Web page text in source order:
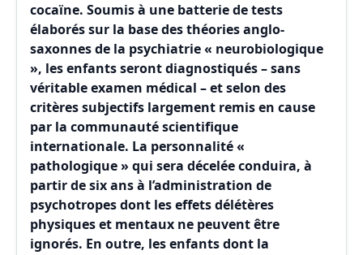
cocaïne. Soumis à une batterie de tests
élaborés sur la base des théories anglo-
saxonnes de la psychiatrie « neurobiologique
», les enfants seront diagnostiqués – sans
véritable examen médical – et selon des
critères subjectifs largement remis en cause
par la communauté scientifique
internationale. La personnalité «
pathologique » qui sera décelée conduira, à
partir de six ans à l’administration de
psychotropes dont les effets délétères
physiques et mentaux ne peuvent être
ignorés. En outre, les enfants dont la